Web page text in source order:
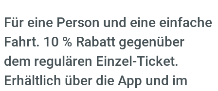
Für eine Person und eine einfache
Fahrt. 10 % Rabatt gegenüber
dem regulären Einzel-Ticket.
Erhältlich über die App und im